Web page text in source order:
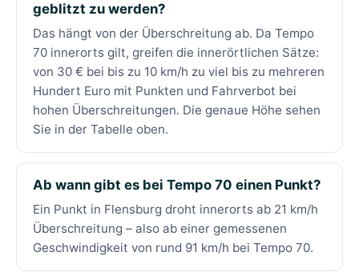
geblitzt zu werden?
Das hängt von der Überschreitung ab. Da Tempo
70 innerorts gilt, greifen die innerörtlichen Sätze:
von 30 € bei bis zu 10 km/h zu viel bis zu mehreren
Hundert Euro mit Punkten und Fahrverbot bei
hohen Überschreitungen. Die genaue Höhe sehen
Sie in der Tabelle oben.
Ab wann gibt es bei Tempo 70 einen Punkt?
Ein Punkt in Flensburg droht innerorts ab 21 km/h
Überschreitung – also ab einer gemessenen
Geschwindigkeit von rund 91 km/h bei Tempo 70.